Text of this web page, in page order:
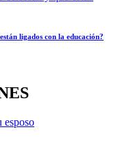
ligados con la educación?